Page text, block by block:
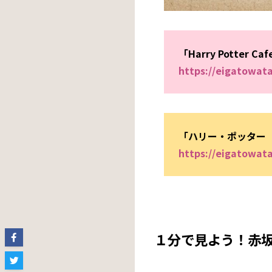
「Harry Potter
https://
「ハリー・ポッタ
https://
１分で見よう！赤